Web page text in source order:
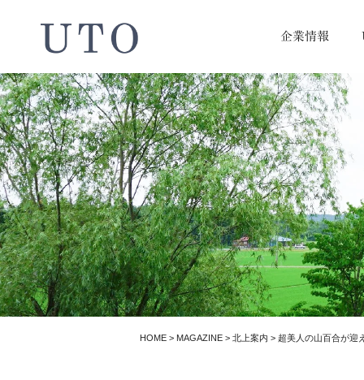
企業情報
HOME > MAGAZINE > 北上案内 > 超美人の山百合が迎